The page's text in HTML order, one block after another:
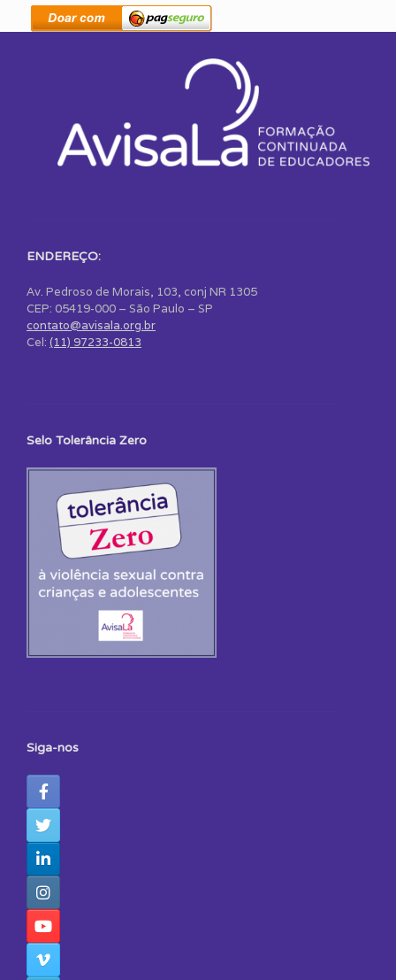
ENDEREÇO:
Av. Pedroso de Morais, 103, conj NR 1305
CEP: 05419-000 – São Paulo – SP
contato@avisala.org.br
Cel: (11) 97233-0813
Selo Tolerância Zero
Siga-nos